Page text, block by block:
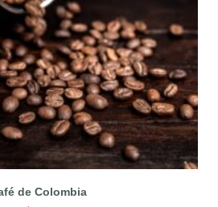
de Colombia